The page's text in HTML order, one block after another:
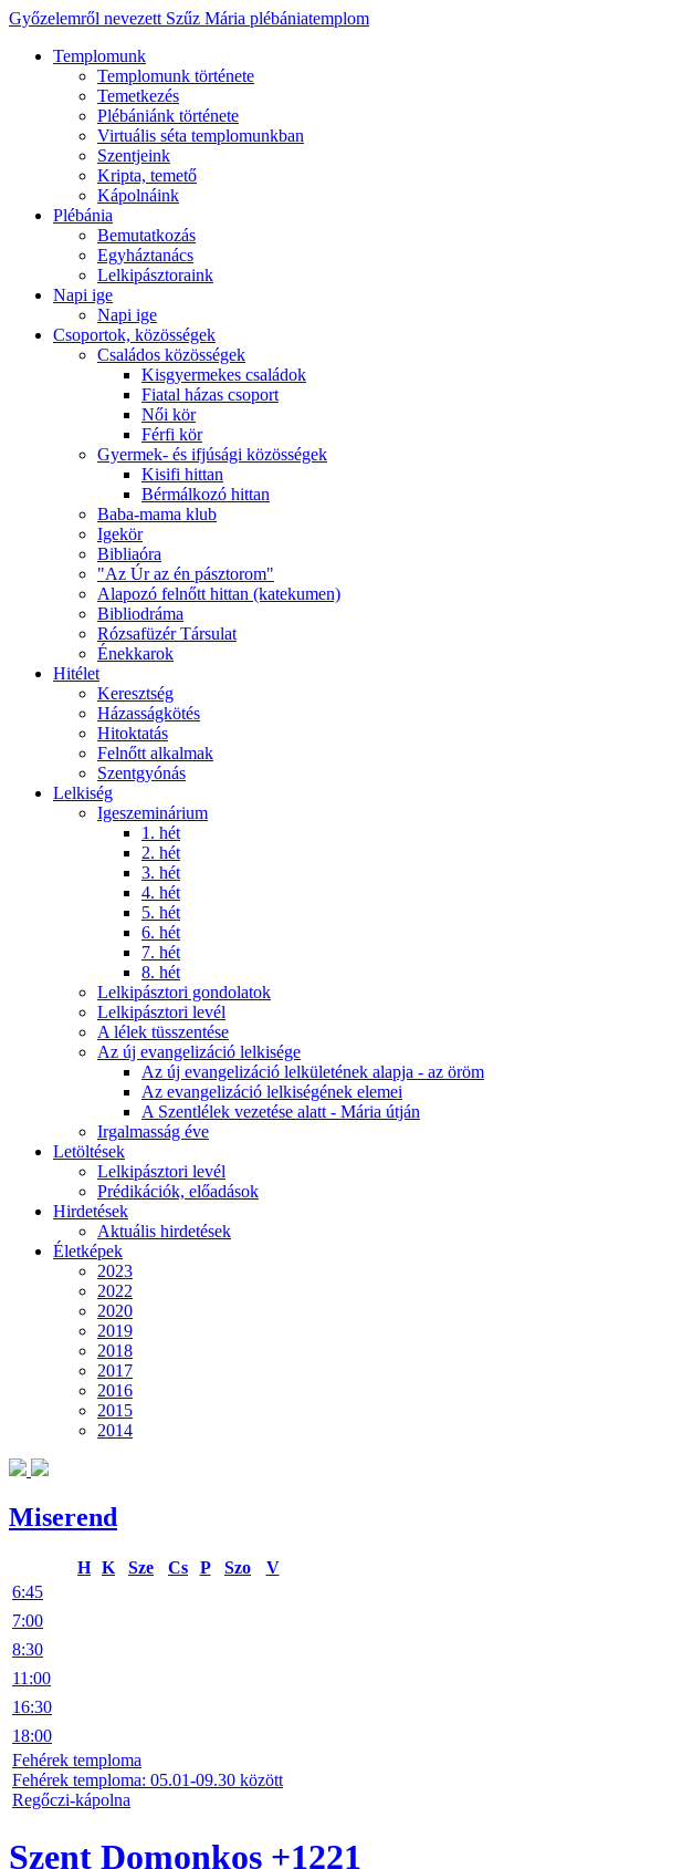
Győzelemről nevezett Szűz Mária plébániatemplom
Templomunk
Templomunk története
Temetkezés
Plébániánk története
Virtuális séta templomunkban
Szentjeink
Kripta, temető
Kápolnáink
Plébánia
Bemutatkozás
Egyháztanács
Lelkipásztoraink
Napi ige
Napi ige
Csoportok, közösségek
Családos közösségek
Kisgyermekes családok
Fiatal házas csoport
Női kör
Férfi kör
Gyermek- és ifjúsági közösségek
Kisifi hittan
Bérmálkozó hittan
Baba-mama klub
Igekör
Bibliaóra
"Az Úr az én pásztorom"
Alapozó felnőtt hittan (katekumen)
Bibliodráma
Rózsafüzér Társulat
Énekkarok
Hitélet
Keresztség
Házasságkötés
Hitoktatás
Felnőtt alkalmak
Szentgyónás
Lelkiség
Igeszeminárium
1. hét
2. hét
3. hét
4. hét
5. hét
6. hét
7. hét
8. hét
Lelkipásztori gondolatok
Lelkipásztori levél
A lélek tüsszentése
Az új evangelizáció lelkisége
Az új evangelizáció lelkületének alapja - az öröm
Az evangelizáció lelkiségének elemei
A Szentlélek vezetése alatt - Mária útján
Irgalmasság éve
Letöltések
Lelkipásztori levél
Prédikációk, előadások
Hirdetések
Aktuális hirdetések
Életképek
2023
2022
2020
2019
2018
2017
2016
2015
2014
Miserend
H K Sze Cs P Szo
V
6:45
7:00
8:30
11:00
16:30
18:00
Fehérek temploma
Fehérek temploma: 05.01-09.30 között
Regőczi-kápolna
Szent Domonkos +1221